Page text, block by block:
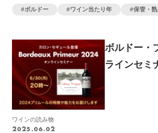
ボルドー ワイン当たり年 保管・
ワインの読み物
2025.06.02
ボルドー・
ラインセミ